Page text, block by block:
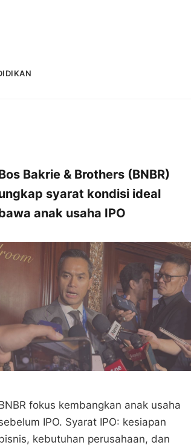
Bakrie & Brothers (BNBR)
syarat kondisi ideal
anak usaha IPO
fokus kembangkan anak usaha
IPO. Syarat IPO: kesiapan
kebutuhan perusahaan, dan